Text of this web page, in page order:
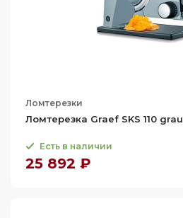
Ломтерезки
Ломтерезка Graef SKS 110 grau
Есть в наличии
25 892 ₽